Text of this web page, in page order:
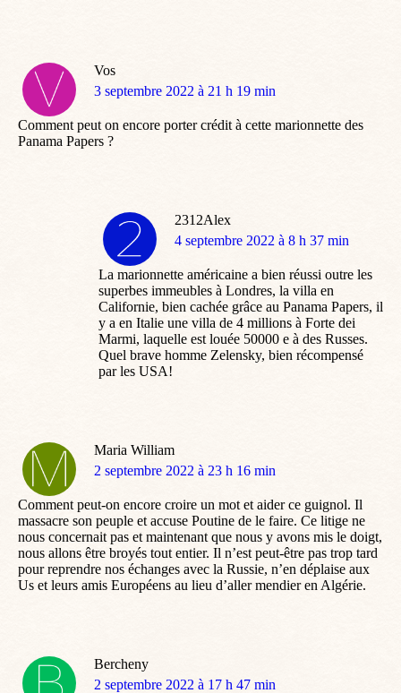
Vos
dit
3 septembre 2022 à 21 h 19 min
Comment peut on encore porter crédit à cette marionnette des
Panama Papers ?
2312Alex
dit
4 septembre 2022 à 8 h 37 min
La marionnette américaine a bien réussi outre les
superbes immeubles à Londres, la villa en
Californie, bien cachée grâce au Panama Papers, il
y a en Italie une villa de 4 millions à Forte dei
Marmi, laquelle est louée 50000 e à des Russes.
Quel brave homme Zelensky, bien récompensé
par les USA!
Maria William
dit
2 septembre 2022 à 23 h 16 min
Comment peut-on encore croire un mot et aider ce guignol. Il
massacre son peuple et accuse Poutine de le faire. Ce litige ne
nous concernait pas et maintenant que nous y avons mis le doigt,
nous allons être broyés tout entier. Il n’est peut-être pas trop tard
pour reprendre nos échanges avec la Russie, n’en déplaise aux
Us et leurs amis Européens au lieu d’aller mendier en Algérie.
Bercheny
dit
2 septembre 2022 à 17 h 47 min